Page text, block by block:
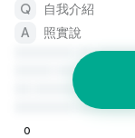
自我介紹
照實說
0